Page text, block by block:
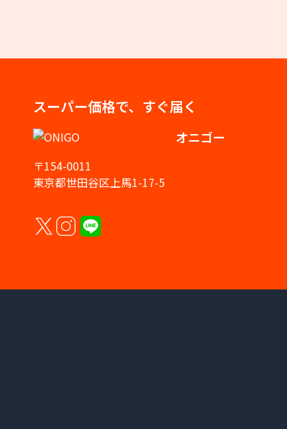
スーパー価格で、すぐ届く
オニゴー
〒154-0011
東京都世田谷区上馬1-17-5